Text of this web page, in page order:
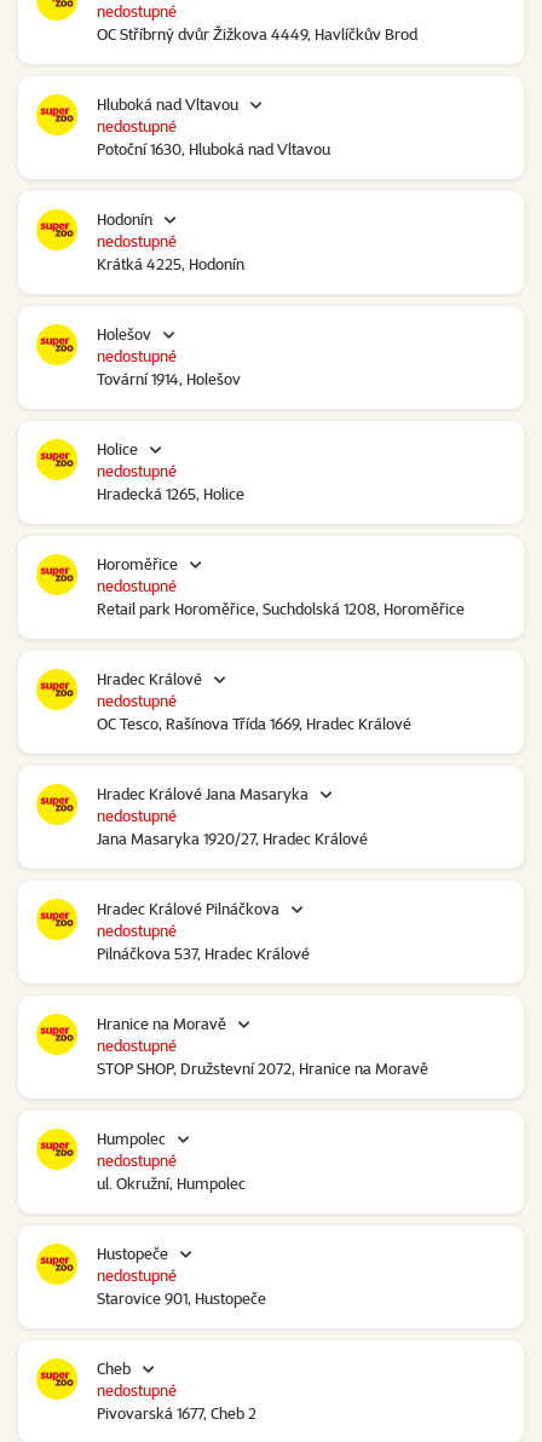
OC Stříbrný dvůr Žižkova 4449, Havlíčkův Brod
nedostupné
Hluboká nad Vltavou
Potoční 1630, Hluboká nad Vltavou
nedostupné
Hodonín
Krátká 4225, Hodonín
nedostupné
Holešov
Tovární 1914, Holešov
nedostupné
Holice
Hradecká 1265, Holice
nedostupné
Horoměřice
Retail park Horoměřice, Suchdolská 1208, Horoměřice
nedostupné
Hradec Králové
OC Tesco, Rašínova Třída 1669, Hradec Králové
nedostupné
Hradec Králové Jana Masaryka
Jana Masaryka 1920/27, Hradec Králové
nedostupné
Hradec Králové Pilnáčkova
Pilnáčkova 537, Hradec Králové
nedostupné
Hranice na Moravě
STOP SHOP, Družstevní 2072, Hranice na Moravě
nedostupné
Humpolec
ul. Okružní, Humpolec
nedostupné
Hustopeče
Starovice 901, Hustopeče
nedostupné
Cheb
Pivovarská 1677, Cheb 2
nedostupné